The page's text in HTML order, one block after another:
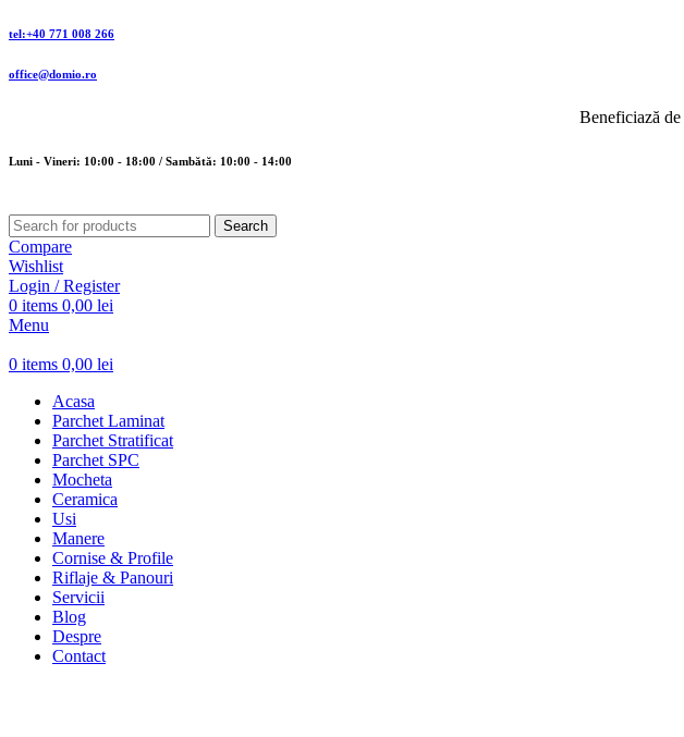
tel:+40 771 008 266
office@domio.ro
Beneficiază de
Luni - Vineri: 10:00 - 18:00 / Sambătă: 10:00 - 14:00
Search
Compare
Wishlist
Login / Register
0 items 0,00 lei
Menu
0 items 0,00 lei
Acasa
Parchet Laminat
Parchet Stratificat
Parchet SPC
Mocheta
Ceramica
Usi
Manere
Cornise & Profile
Riflaje & Panouri
Servicii
Blog
Despre
Contact